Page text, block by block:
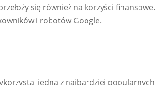
się również na korzyści finansowe.
i robotów Google.
jedną z najbardziej popularnych